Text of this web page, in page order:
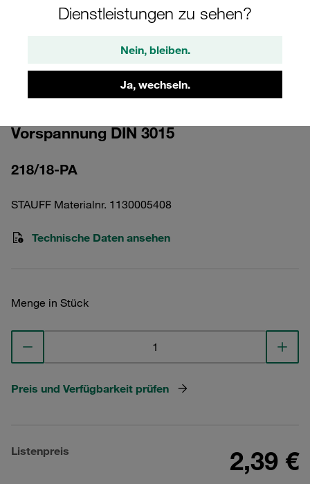
Dienstleistungen zu sehen?
Nein, bleiben.
Ja, wechseln.
um die CAD-Daten kostenlos herunterzuladen
Schellenkörper Gr. 2D Ø18mm Doppel-
Vorspannung DIN 3015
218/18-PA
STAUFF Materialnr. 1130005408
Technische Daten ansehen
Menge in Stück
Preis und Verfügbarkeit prüfen
Listenpreis 2,39 €